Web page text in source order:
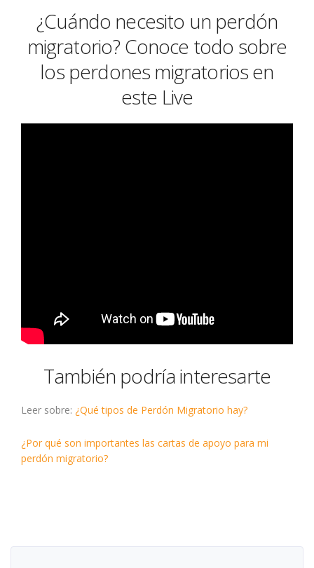
¿Cuándo necesito un perdón
migratorio? Conoce todo sobre
los perdones migratorios en
este Live
También podría interesarte
Leer sobre: ¿Qué tipos de Perdón Migratorio hay?
¿Por qué son importantes las cartas de apoyo para mi
perdón migratorio?